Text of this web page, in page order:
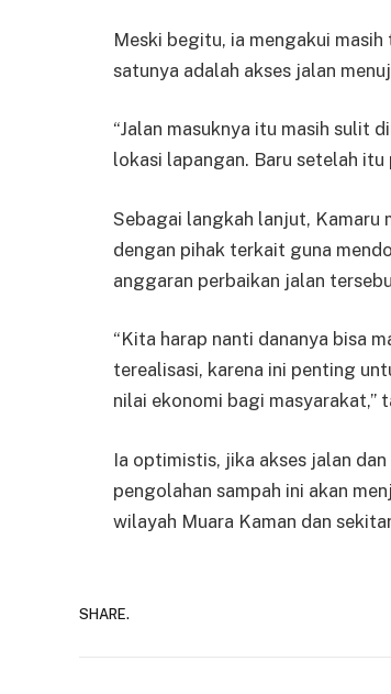
Meski begitu, ia mengakui
satunya adalah akses jalan
“Jalan masuknya itu masih sulit
lokasi lapangan. Baru setelah itu
Sebagai langkah lanjut, Kamaru
dengan pihak terkait guna
anggaran perbaikan jalan
“Kita harap nanti dananya bisa
terealisasi, karena ini penting
nilai ekonomi bagi masyarakat,”
Ia optimistis, jika akses jalan
pengolahan sampah ini akan
wilayah Muara Kaman dan
SHARE.